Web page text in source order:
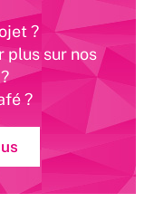
?
plus sur nos
?